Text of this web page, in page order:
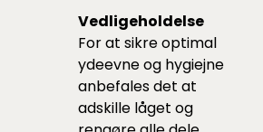
Vedligeholdelse
For at sikre optimal
ydeevne og hygiejne
anbefales det at
adskille låget og